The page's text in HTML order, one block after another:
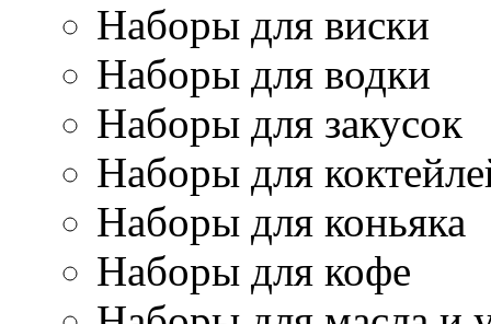
Наборы для виски
Наборы для водки
Наборы для закусок
Наборы для
Наборы для коньяка
Наборы для кофе